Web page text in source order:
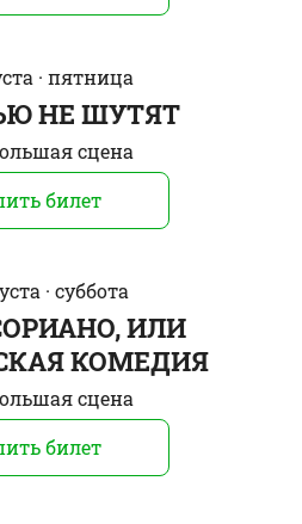
· пятница
НЕ ШУТЯТ
сцена
билет
· суббота
ИЛИ
КОМЕДИЯ
сцена
билет